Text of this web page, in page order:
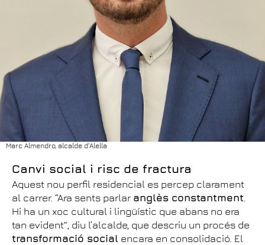
Marc Almendro, alcalde d'Alella
Canvi social i risc de fractura
Aquest nou perfil residencial es percep clarament
al carrer. “Ara sents parlar anglès constantment
Hi ha un xoc cultural i lingüístic que abans no era
tan evident”, diu l’alcalde, que descriu un procés de
transformació social encara en consolidació. El